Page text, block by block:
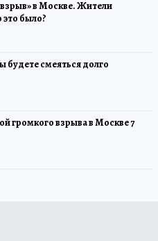
в Москве. Жители
это было?
будете смеяться долго
громкого взрыва в Москве 7